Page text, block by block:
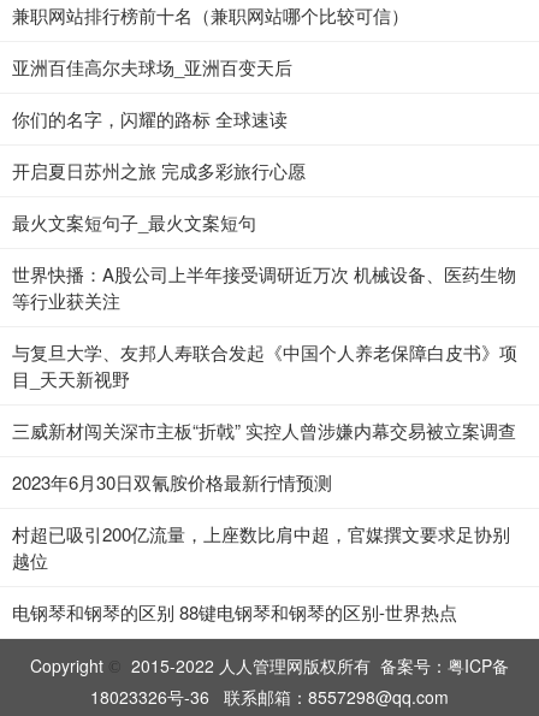
兼职网站排行榜前十名（兼职网站哪个比较可信）
亚洲百佳高尔夫球场_亚洲百变天后
你们的名字，闪耀的路标 全球速读
开启夏日苏州之旅 完成多彩旅行心愿
最火文案短句子_最火文案短句
世界快播：A股公司上半年接受调研近万次 机械设备、医药生物
等行业获关注
与复旦大学、友邦人寿联合发起《中国个人养老保障白皮书》项
目_天天新视野
三威新材闯关深市主板“折戟” 实控人曾涉嫌内幕交易被立案调查
2023年6月30日双氰胺价格最新行情预测
村超已吸引200亿流量，上座数比肩中超，官媒撰文要求足协别
越位
电钢琴和钢琴的区别 88键电钢琴和钢琴的区别-世界热点
Copyright © 2015-2022 人人管理网版权所有 备案号： 粤ICP备
18023326号-36 联系邮箱：8557298@qq.com